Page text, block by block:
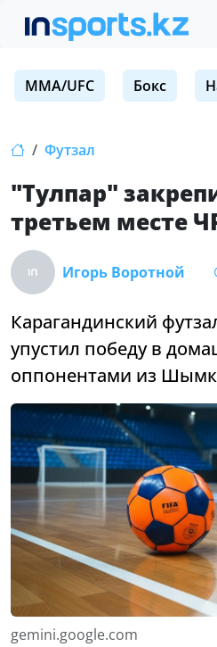
MMA/UFC Бокс
Футзал
"Тулпар"
третьем месте
Игорь Воротной
Карагандинский
упустил победу в
оппонентами из
gemini.google.com